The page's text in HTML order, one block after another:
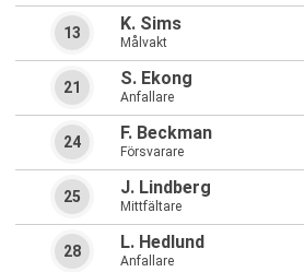
K. Sims
Målvakt
13
S. Ekong
Anfallare
21
F. Beckman
Försvarare
24
J. Lindberg
Mittfältare
25
L. Hedlund
Anfallare
28